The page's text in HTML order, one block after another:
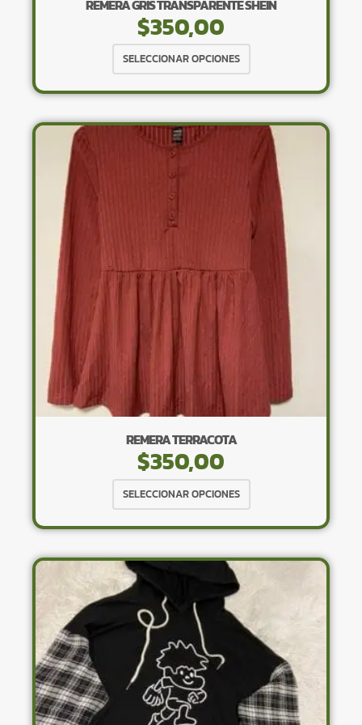
REMERA GRIS TRANSPARENTE SHEIN
$350,00
SELECCIONAR OPCIONES
producto
tiene
variantes.
Las
opciones
pueden
elegir
producto
REMERA TERRACOTA
$350,00
SELECCIONAR OPCIONES
producto
tiene
variantes.
se
pueden
elegir
en
la
página